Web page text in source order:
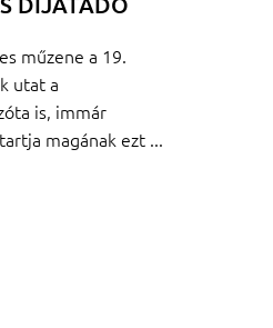
műzene a 19.
utat a
is, immár
magának ezt ...